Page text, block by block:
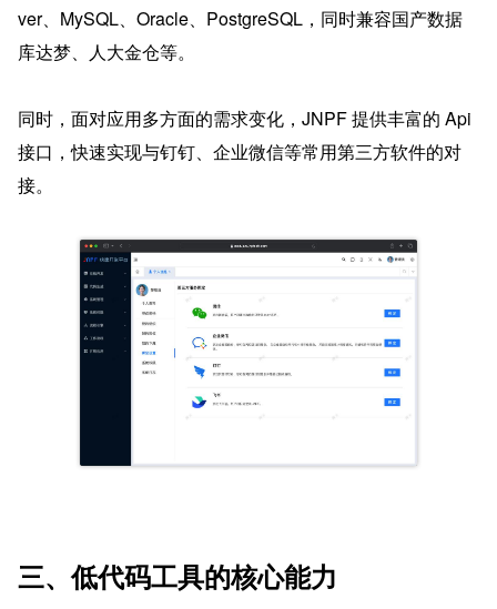
ver、MySQL、Oracle、PostgreSQL，同时兼容国产数据
库达梦、人大金仓等。
同时，面对应用多方面的需求变化，JNPF 提供丰富的 Api
接口，快速实现与钉钉、企业微信等常用第三方软件的对
接。
三、低代码工具的核心能力